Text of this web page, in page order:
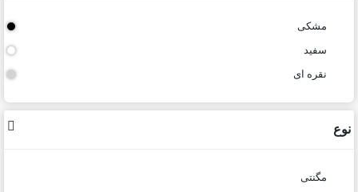
مشکی
سفید
نقره ای
نوع
مگنتی